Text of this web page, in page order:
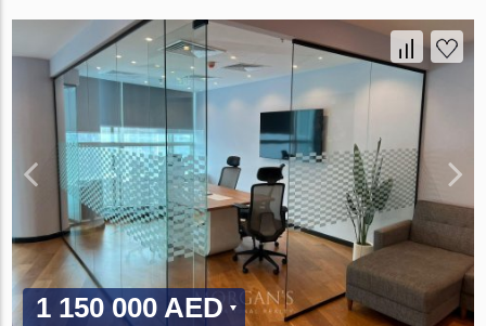
1 150 000 AED